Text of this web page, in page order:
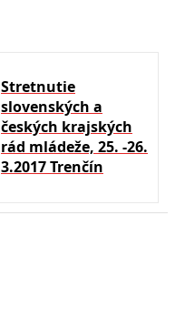
Stretnutie
slovenských a
českých krajských
rád mládeže, 25. -26.
3.2017 Trenčín